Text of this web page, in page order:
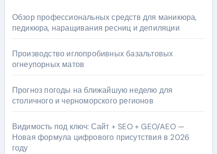
Обзор профессиональных средств для маникюра,
педикюра, наращивания ресниц и депиляции
Производство иглопробивных базальтовых
огнеупорных матов
Прогноз погоды на ближайшую неделю для
столичного и черноморского регионов
Видимость под ключ: Сайт + SEO + GEO/AEO —
Новая формула цифрового присутствия в 2026
году